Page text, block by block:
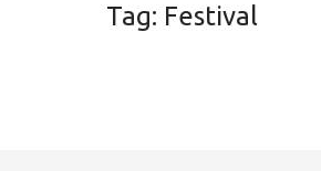
Tag: Festival